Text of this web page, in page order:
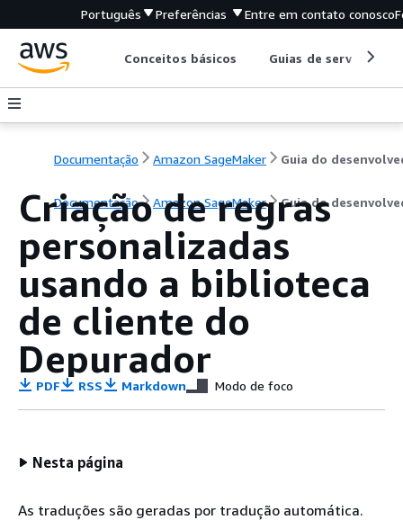
Português Preferências Entre em contato conosco
Conceitos básicos Guias de serviço
Documentação Amazon SageMaker
Documentação Amazon SageMaker Guia do
Criação de regras
personalizadas
usando a biblioteca
de cliente do
Depurador
PDF RSS Markdown Modo de foco
Nesta página
As traduções são geradas por tradução automática.